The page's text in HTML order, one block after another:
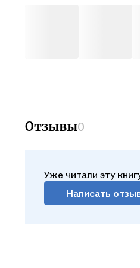
Отзывы0
Уже читали эту
Написать